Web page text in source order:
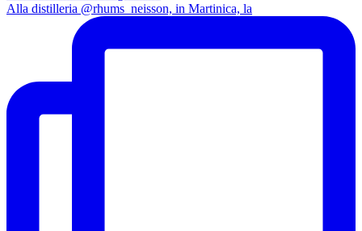
Alla distilleria @rhums_neisson, in Martinica, la